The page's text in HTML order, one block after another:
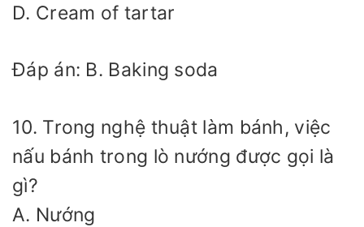
D. Cream of tartar
Đáp án: B. Baking soda
10. Trong nghệ thuật làm bánh, việc
nấu bánh trong lò nướng được gọi là
gì?
A. Nướng